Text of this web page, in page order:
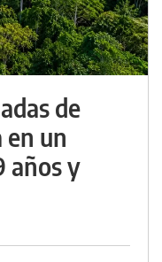
de
en un
años y